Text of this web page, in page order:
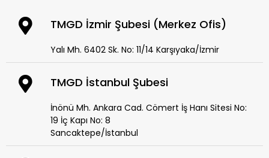
TMGD İzmir Şubesi (Merkez Ofis)
Yalı Mh. 6402 Sk. No: 11/14 Karşıyaka/İzmir
TMGD İstanbul Şubesi
İnönü Mh. Ankara Cad. Cömert İş Hanı Sitesi No:
19 İç Kapı No: 8
Sancaktepe/İstanbul